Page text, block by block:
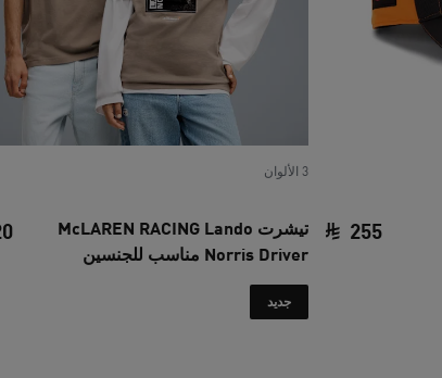
255
3 الألوان
تيشرت McLAREN RACING Lando
Norris Driver مناسب للجنسين
جديد